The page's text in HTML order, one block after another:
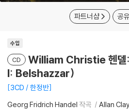
파트너샵 공
수입
CD
William Christie 헨델
l: Belshazzar)
3CD / 한정반
Georg Fridrich Handel 작곡 Allan